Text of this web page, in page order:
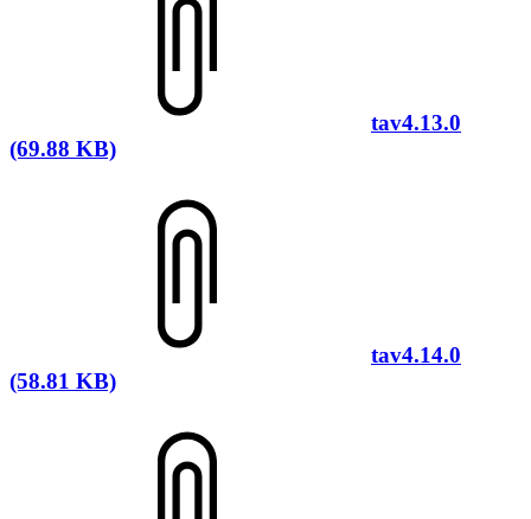
tav4.13.0
(69.88 KB)
tav4.14.0
(58.81 KB)